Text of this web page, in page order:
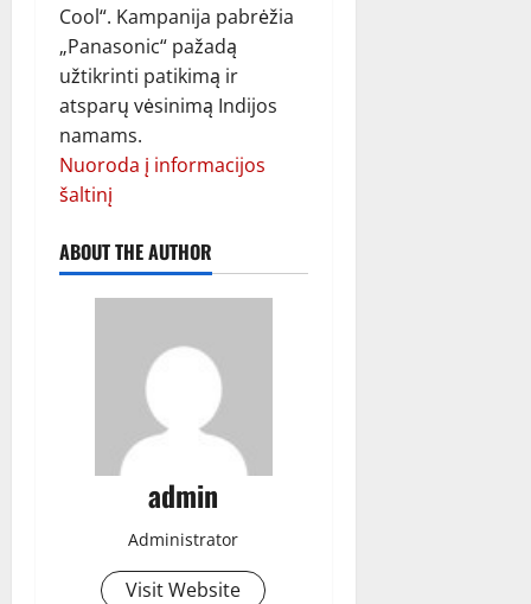
Cool“. Kampanija pabrėžia
„Panasonic“ pažadą
užtikrinti patikimą ir
atsparų vėsinimą Indijos
namams.
Nuoroda į informacijos
šaltinį
ABOUT THE AUTHOR
admin
Administrator
Visit Website